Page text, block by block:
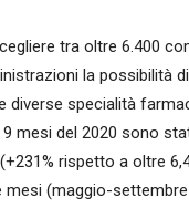
tra oltre 6.400
la possibilità
diverse specialità
mesi del 2020 sono
rispetto a oltre
mesi (maggio-